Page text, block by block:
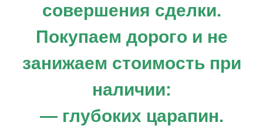
совершения сделки.
Покупаем дорого и не
занижаем стоимость при
наличии:
— глубоких царапин.